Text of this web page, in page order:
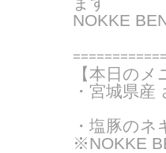
NOKKE
【本日のメ
・宮城県
・ 塩豚のネ
※NOKKE